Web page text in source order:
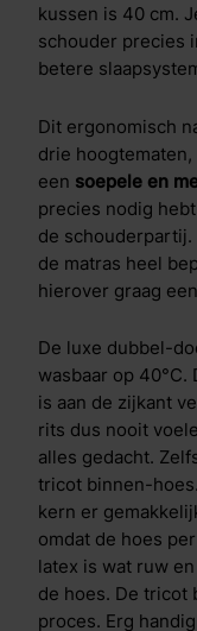
kussen is 40 cm.
schouder precies
betere
Dit ergonomisch
drie
een soepele en
precies nodig
de
de matras heel
hierover graag
De luxe dubbel-
wasbaar op
is aan de zijkant
rits dus nooit
alles gedacht.
tricot binnen-
kern er
omdat de hoes
latex is wat ruw
de hoes. De tricot
proces. Erg